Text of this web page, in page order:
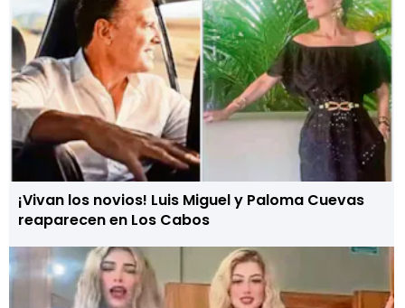
¡Vivan los novios! Luis Miguel y Paloma Cuevas
reaparecen en Los Cabos